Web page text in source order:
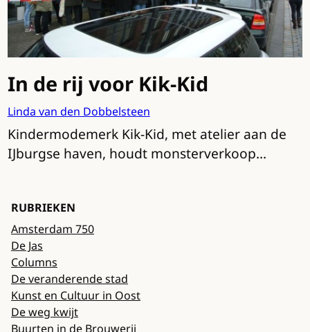
In de rij voor Kik-Kid
Linda van den Dobbelsteen
Kindermodemerk Kik-Kid, met atelier aan de
IJburgse haven, houdt monsterverkoop…
RUBRIEKEN
Amsterdam 750
De Jas
Columns
De veranderende stad
Kunst en Cultuur in Oost
De weg kwijt
Buurten in de Brouwerij